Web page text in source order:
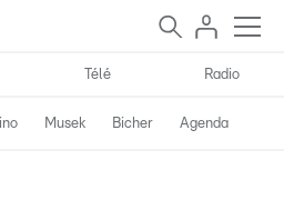
Télé Radio
Musek Bicher Agenda